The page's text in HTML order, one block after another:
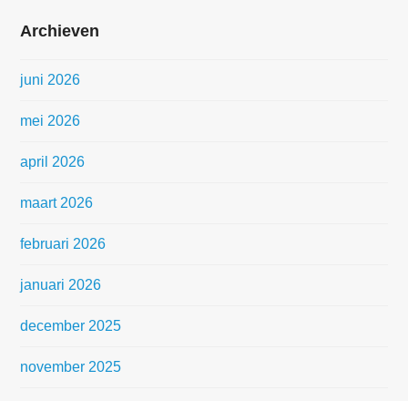
Archieven
juni 2026
mei 2026
april 2026
maart 2026
februari 2026
januari 2026
december 2025
november 2025